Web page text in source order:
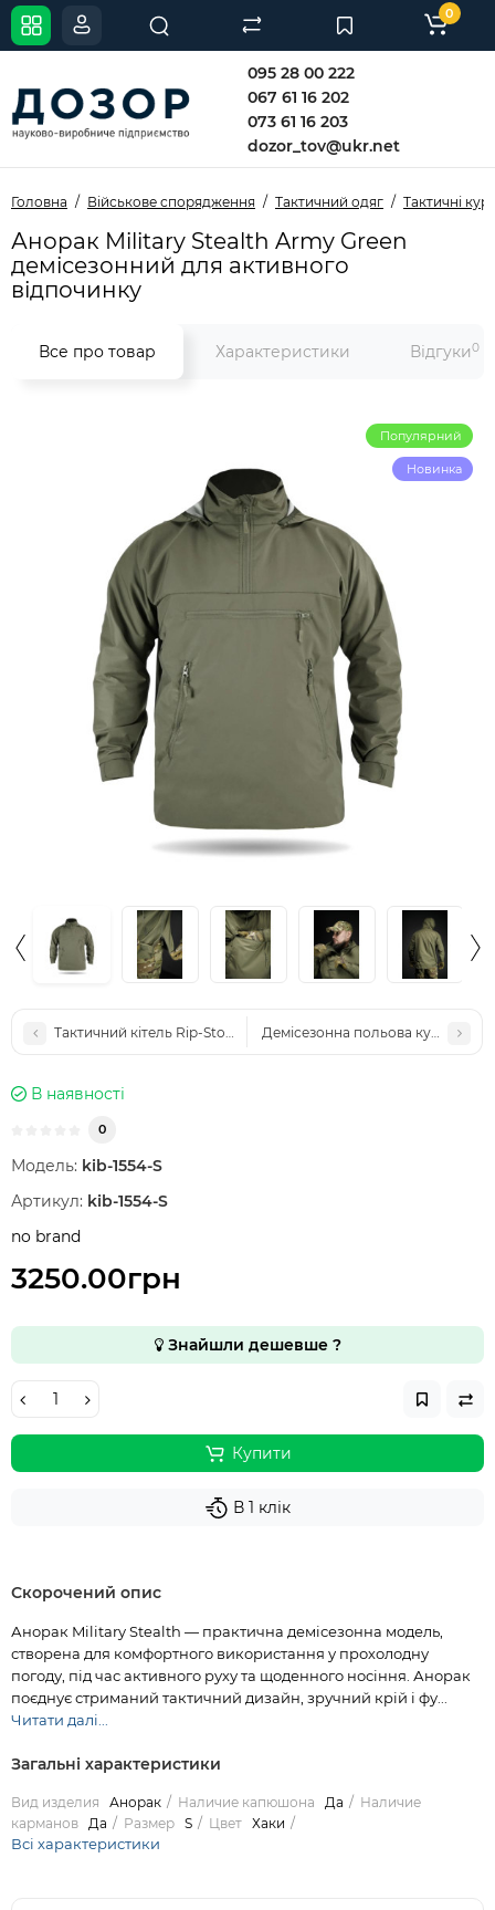
095 28 00 222
067 61 16 202
073 61 16 203
dozor_tov@ukr.net
0
Головна Військове спорядження Тактичний одяг Тактичні
Анорак Military Stealth Army Green
демісезонний для активного
відпочинку
Все про товар Характеристики Відгуки0
Популярний
Новинка
Тактичний кітель Rip-Stop з посиленими ліктями та велкро-
Демісезонна польова куртка з
В наявності
0
Модель: kib-1554-S
Артикул: kib-1554-S
no brand
3250.00грн
Знайшли дешевше ?
Купити
В 1 клік
Скорочений опис
Анорак Military Stealth — практична демісезонна модель,
створена для комфортного використання у прохолодну
погоду, під час активного руху та щоденного носіння. Анорак
поєднує стриманий тактичний дизайн, зручний крій і фу...
Читати далі...
Загальні характеристики
Вид изделия Анорак Наличие капюшона Да
Наличие
карманов Да Размер S Цвет Хаки
Всі характеристики